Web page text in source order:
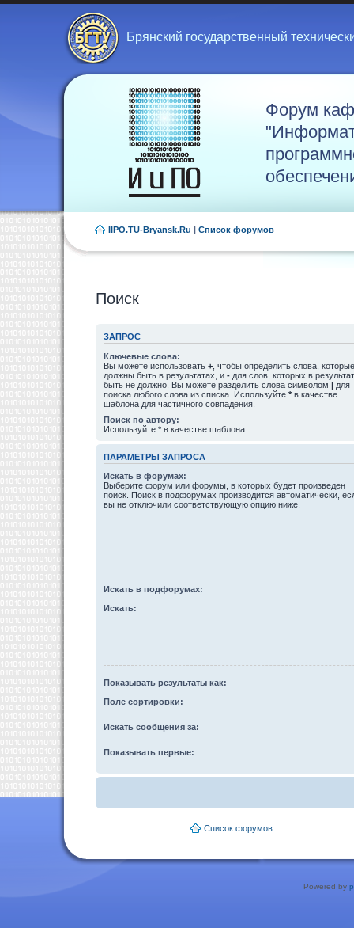
Брянский государственный
Форум
IIPO.TU-Bryansk.Ru | Список форумов
Поиск
ЗАПРОС
Ключевые слова:
Вы можете использовать + , чтобы определить слова, которые
должны быть в результатах, и - для слов, которых в
быть не должно. Вы можете разделить слова символом | для
поиска любого слова из списка. Используйте * в качестве
шаблона для частичного совпадения.
Поиск по автору:
Используйте * в качестве шаблона.
ПАРАМЕТРЫ ЗАПРОСА
Искать в форумах:
Выберите форум или форумы, в которых будет произведен
поиск. Поиск в подфорумах производится автоматически,
вы не отключили соответствующую опцию ниже.
Искать в подфорумах:
Искать:
Показывать результаты как:
Поле сортировки:
Искать сообщения за:
Показывать первые:
Список форумов
Powered by